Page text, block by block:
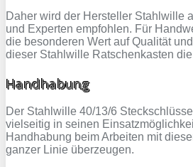
Daher wird der Hersteller Stahlwille
und Experten empfohlen. Für
die besonderen Wert auf Qualität
dieser Stahlwille Ratschenkasten
Handhabung
Der Stahlwille 40/13/6
vielseitig in seinen
Handhabung beim Arbeiten mit
ganzer Linie überzeugen.